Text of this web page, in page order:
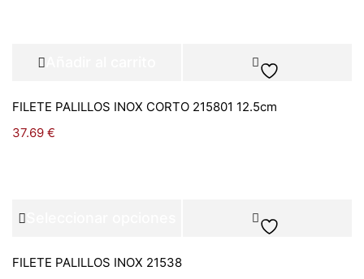
FILETE PALILLOS INOX CORTO 215801 12.5cm
37.69 €
FILETE PALILLOS INOX 21538